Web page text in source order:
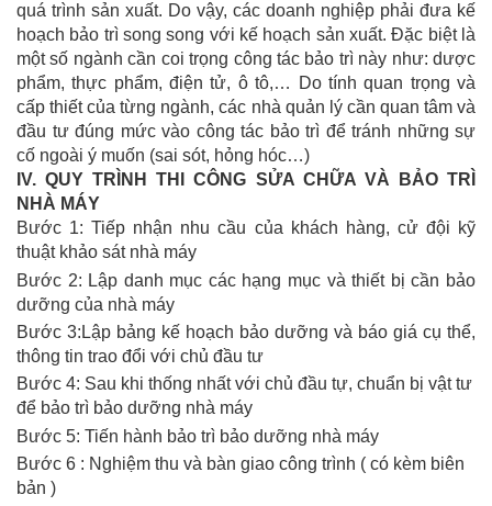
quá trình sản xuất. Do vậy, các doanh nghiệp phải đưa kế
hoạch bảo trì song song với kế hoạch sản xuất. Đặc biệt là
một số ngành cần coi trọng công tác bảo trì này như: dược
phẩm, thực phẩm, điện tử, ô tô,… Do tính quan trọng và
cấp thiết của từng ngành, các nhà quản lý cần quan tâm và
đầu tư đúng mức vào công tác bảo trì để tránh những sự
cố ngoài ý muốn (sai sót, hỏng hóc…)
IV.QUY TRÌNH THI CÔNG SỬA CHỮA VÀ BẢO TRÌ
NHÀ MÁY
Bước 1: Tiếp nhận nhu cầu của khách hàng, cử đội kỹ
thuật khảo sát nhà máy
Bước 2: Lập danh mục các hạng mục và thiết bị cần bảo
dưỡng của nhà máy
Bước 3:Lập bảng kế hoạch bảo dưỡng và báo giá cụ thể,
thông tin trao đổi với chủ đầu tư
Bước 4: Sau khi thống nhất với chủ đầu tự, chuẩn bị vật tư
để bảo trì bảo dưỡng nhà máy
Bước 5: Tiến hành bảo trì bảo dưỡng nhà máy
Bước 6 : Nghiệm thu và bàn giao công trình ( có kèm biên
bản )